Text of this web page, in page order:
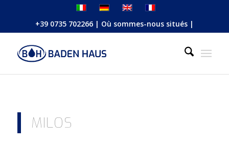
+39 0735 702266| Où sommes-nous situés|
MILOS